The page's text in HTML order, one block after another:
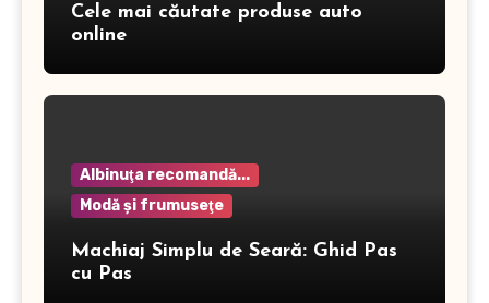
Cele mai căutate produse auto
online
Albinuţa recomandă...
Modă şi frumuseţe
Machiaj Simplu de Seară: Ghid Pas
cu Pas